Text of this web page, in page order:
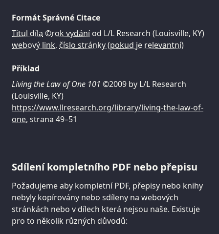
Formát Správné Citace
Titul díla ©rok vydáníod L/L Research (Louisville, KY)
webový link, číslo stránky (pokud je relevantní)
Příklad
Living the Law of One 101 ©2009 by L/L Research
(Louisville, KY)
https://www.llresearch.org/library/living-the-law-of-
one, strana 49–51
Sdílení kompletního PDF nebo přepisu
Požadujeme aby kompletní PDF, přepisy nebo knihy
nebyly kopírovány nebo sdíleny na webových
stránkách nebo v dílech která nejsou naše. Existuje
pro to několik různých důvodů: